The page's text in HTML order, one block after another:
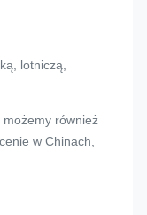
lotniczą,
również
w Chinach,